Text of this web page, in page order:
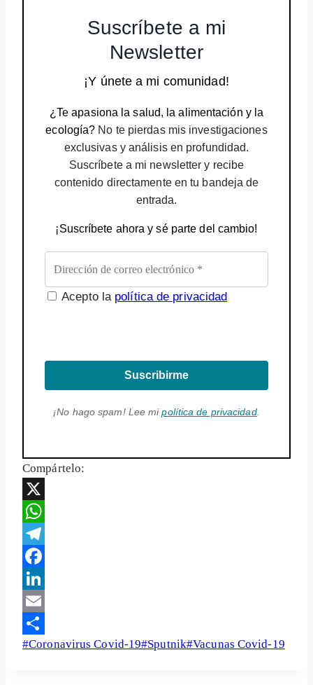
Suscríbete a mi
Newsletter
¡Y únete a mi comunidad!
¿Te apasiona la salud, la alimentación y la
ecología? No te pierdas mis investigaciones
exclusivas y análisis en profundidad.
Suscríbete a mi newsletter y recibe
contenido directamente en tu bandeja de
entrada.
¡Suscríbete ahora y sé parte del cambio!
Acepto la política de privacidad
Suscribirme
¡No hago spam! Lee mipolítica de privacidad.
Compártelo:
X
WhatsApp
Telegram
Facebook
LinkedIn
Email
Share
Etiquetas
#Coronavirus Covid-19#Sputnik#Vacunas Covid-19